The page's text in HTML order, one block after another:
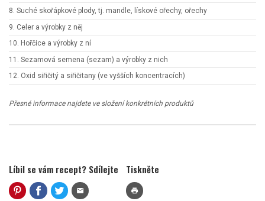
8. Suché skořápkové plody, tj. mandle, lískové ořechy, ořechy
9. Celer a výrobky z něj
10. Hořčice a výrobky z ní
11. Sezamová semena (sezam) a výrobky z nich
12. Oxid siřičitý a siřičitany (ve vyšších koncentracích)
Přesné informace najdete ve složení konkrétních produktů
Líbil se vám recept? Sdílejte
mail
Tiskněte
print